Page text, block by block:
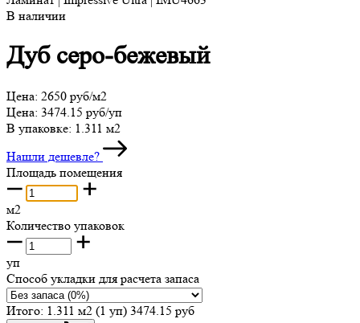
В наличии
Дуб серо-бежевый
Цена: 2650 руб/м2
Цена: 3474.15 руб/уп
В упаковке: 1.311 м2
Нашли дешевле?
Площадь помещения
м2
Количество упаковок
уп
Способ укладки для расчета запаса
Итого: 1.311 м2 (1 уп) 3474.15 руб